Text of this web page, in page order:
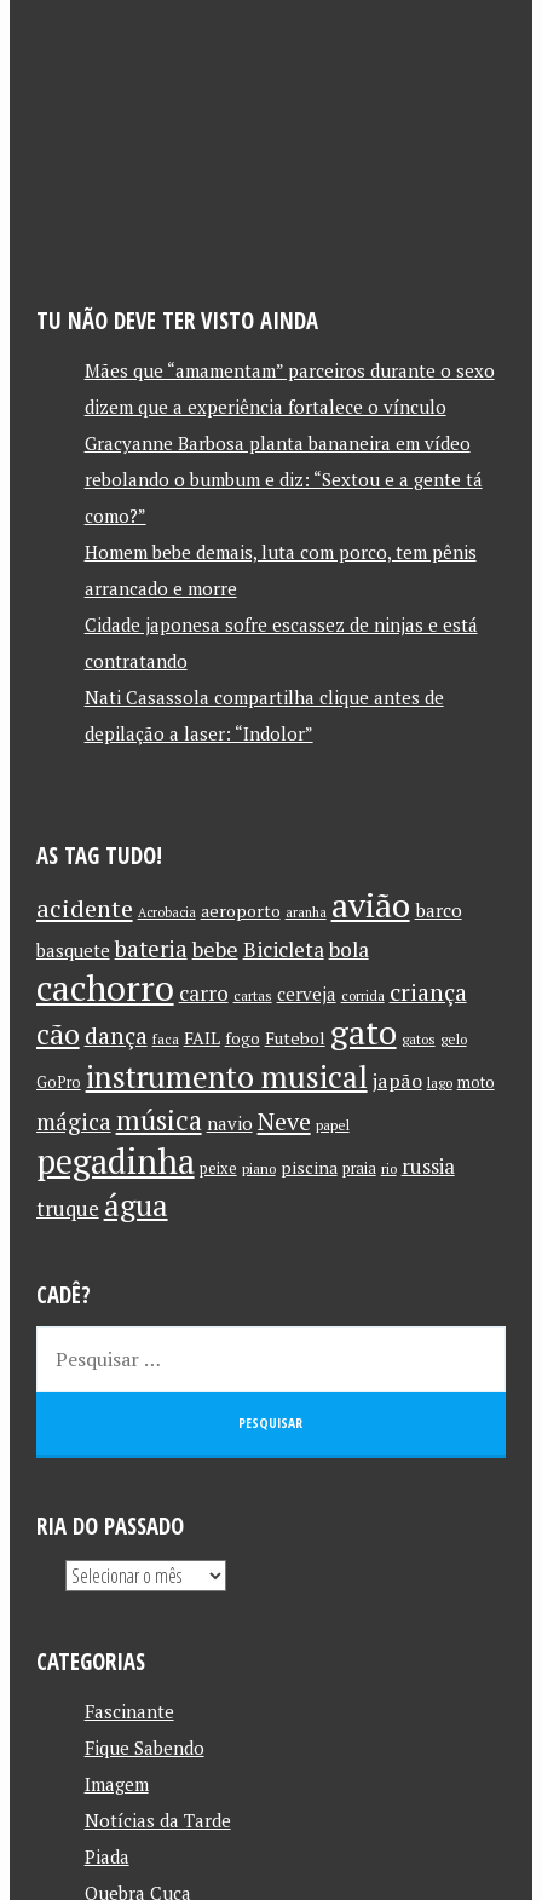
TU NÃO DEVE TER VISTO AINDA
Mães que “amamentam” parceiros durante o sexo
dizem que a experiência fortalece o vínculo
Gracyanne Barbosa planta bananeira em vídeo
rebolando o bumbum e diz: “Sextou e a gente tá
como?”
Homem bebe demais, luta com porco, tem pênis
arrancado e morre
Cidade japonesa sofre escassez de ninjas e está
contratando
Nati Casassola compartilha clique antes de
depilação a laser: “Indolor”
AS TAG TUDO!
acidente Acrobacia aeroporto aranha avião barco
basquete bateriabebe Bicicletabola
cachorro carro cartas cerveja corrida criança
cão dança faca FAIL fogo Futebol gato gatos gelo
GoPro instrumento musical japão lago moto
mágica música navio Neve papel
pegadinha peixe piano piscina praia rio russia
truque água
CADÊ?
RIA DO PASSADO
CATEGORIAS
Fascinante
Fique Sabendo
Imagem
Notícias da Tarde
Piada
Quebra Cuca